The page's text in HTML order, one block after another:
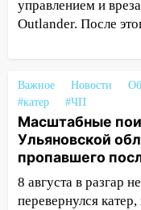
12:59
выразил
выросло до 13
ребенок
12:46
Ульяновской
искать
катера блогера
управлением и
Outlander. После
Важное Новости
#катер
#ЧП
Масштабные
Ульяновской
пропавшего
8 августа в разгар
перевернулся